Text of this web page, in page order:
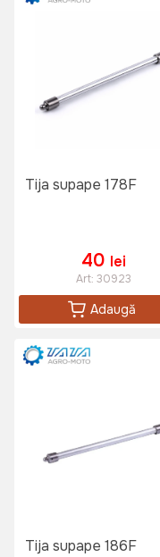
Tija supape 178F
40 lei
Art: 30923
Adaugă
Tija supape 186F